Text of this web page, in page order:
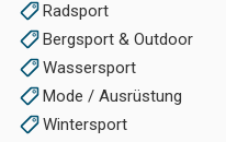
Radsport
Bergsport & Outdoor
Wassersport
Mode / Ausrüstung
Wintersport